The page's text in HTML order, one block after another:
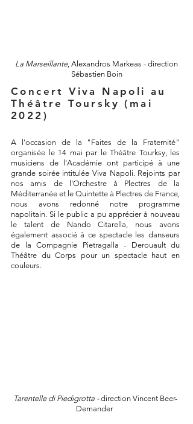
La Marseillante, Alexandros Markeas - direction
Sébastien Boin
Concert Viva Napoli au
Théâtre Toursky (mai
2022)
A l'occasion de la "Faites de la Fraternité"
organisée le 14 mai par le Théâtre Tourksy, les
musiciens de l'Académie ont participé à une
grande soirée intitulée Viva Napoli. Rejoints par
nos amis de l'Orchestre à Plectres de la
Méditerranée et le Quintette à Plectres de France,
nous avons redonné notre programme
napolitain. Si le public a pu apprécier à nouveau
le talent de Nando Citarella, nous avons
également associé à ce spectacle les danseurs
de la Compagnie Pietragalla - Derouault du
Théâtre du Corps pour un spectacle haut en
couleurs.
Tarentelle di Piedigrotta -direction Vincent Beer-
Demander